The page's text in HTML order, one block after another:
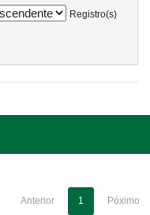
Registro(s)
Anterior 1 Póximo